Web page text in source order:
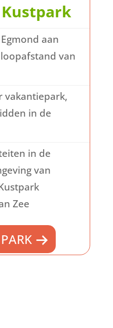
aan
van
vakantiepark,
in de
in de
van
Zee